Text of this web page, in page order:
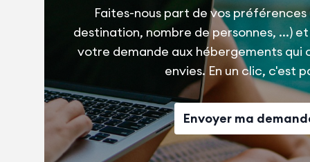
Faites-nous part de vos préférences
destination, nombre de personnes, ...)
votre demande aux hébergements qui
envies. En un clic, c'est
Envoyer ma